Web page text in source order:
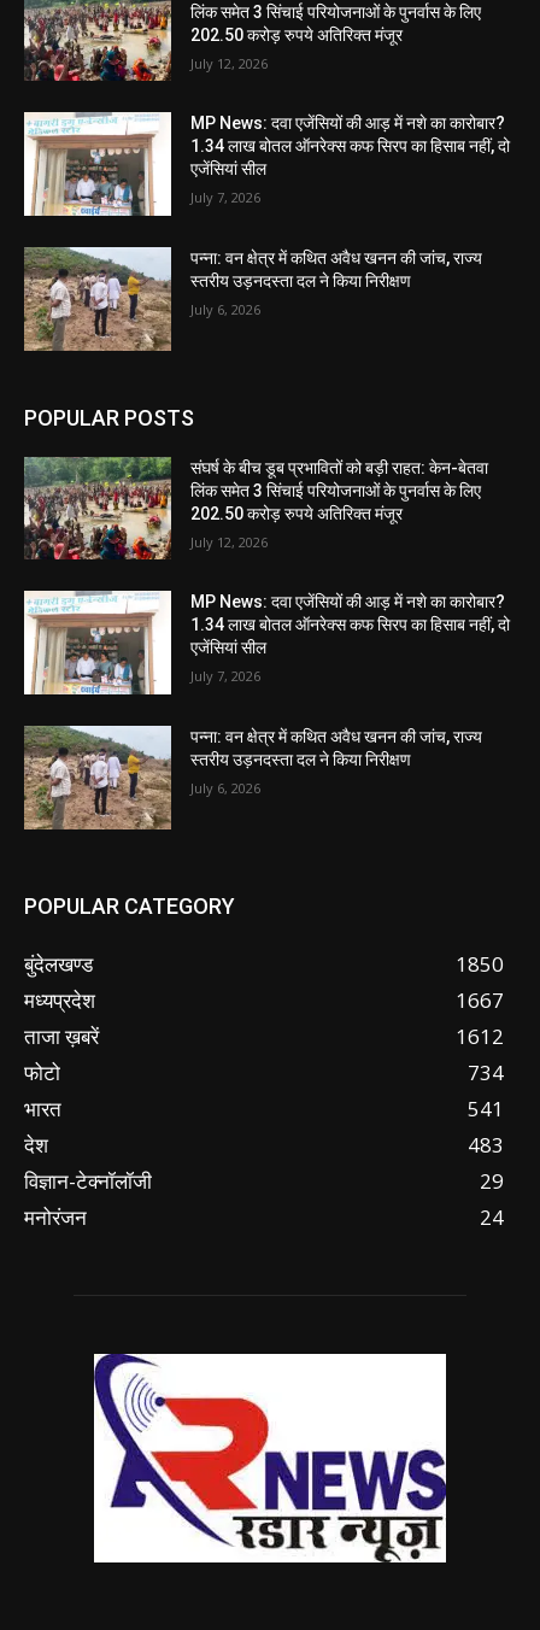
लिंक समेत 3 सिंचाई परियोजनाओं के पुनर्वास के लिए
202.50 करोड़ रुपये अतिरिक्त मंजूर
July 12, 2026
MP News: दवा एजेंसियों की आड़ में नशे का कारोबार?
1.34 लाख बोतल ऑनरेक्स कफ सिरप का हिसाब नहीं, दो
एजेंसियां सील
July 7, 2026
पन्ना: वन क्षेत्र में कथित अवैध खनन की जांच, राज्य
स्तरीय उड़नदस्ता दल ने किया निरीक्षण
July 6, 2026
POPULAR POSTS
संघर्ष के बीच डूब प्रभावितों को बड़ी राहत: केन-बेतवा
लिंक समेत 3 सिंचाई परियोजनाओं के पुनर्वास के लिए
202.50 करोड़ रुपये अतिरिक्त मंजूर
July 12, 2026
MP News: दवा एजेंसियों की आड़ में नशे का कारोबार?
1.34 लाख बोतल ऑनरेक्स कफ सिरप का हिसाब नहीं, दो
एजेंसियां सील
July 7, 2026
पन्ना: वन क्षेत्र में कथित अवैध खनन की जांच, राज्य
स्तरीय उड़नदस्ता दल ने किया निरीक्षण
July 6, 2026
POPULAR CATEGORY
बुंदेलखण्ड
1850
मध्यप्रदेश
1667
ताजा ख़बरें
1612
फोटो
734
भारत
541
देश
483
विज्ञान-टेक्नॉलॉजी
29
मनोरंजन
24